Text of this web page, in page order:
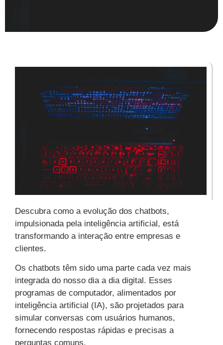
Descubra como a evolução dos chatbots,
impulsionada pela inteligência artificial, está
transformando a interação entre empresas e
clientes.
Os chatbots têm sido uma parte cada vez mais
integrada do nosso dia a dia digital. Esses
programas de computador, alimentados por
inteligência artificial (IA), são projetados para
simular conversas com usuários humanos,
fornecendo respostas rápidas e precisas a
perguntas comuns.